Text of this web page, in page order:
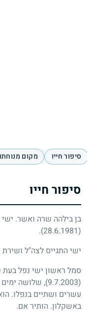
סיפור חייו מקום מנוחתו
סיפור חייו
בן בילהה שרה ואשר. ישי
(28.6.1981)
.
ישי התגייס לצה"ל
סמל ראשון ישי נפל בעת
(9.7.2003)
, שלושה
עשרים ושתיים בנפלו.
באשקלון. הותיר אם.